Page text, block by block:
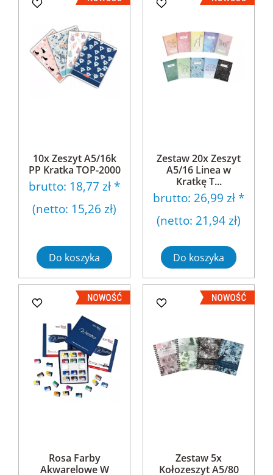
10x Zeszyt A5/16k
PP Kratka TOP-2000
brutto: 18,77 zł *
(netto: 15,26 zł)
Do koszyka
Zestaw 20x Zeszyt
A5/16 Linea w
Kratkę T...
brutto: 26,99 zł *
(netto: 21,94 zł)
Do koszyka
Rosa Farby
Akwarelowe W
Zestaw 5x
Kołozeszyt A5/80